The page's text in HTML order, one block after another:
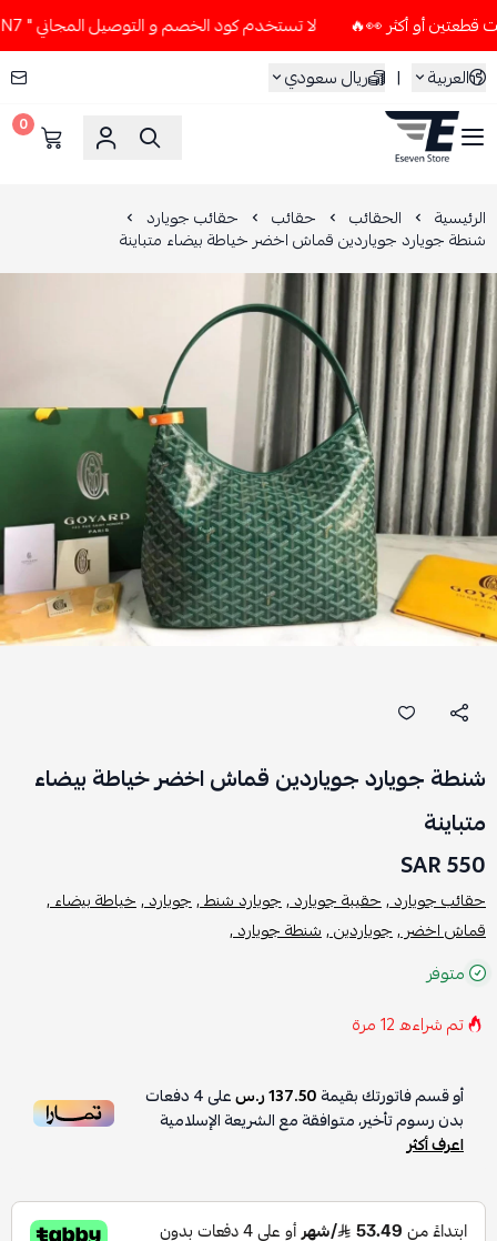
لا تستخدم كود الخصم و التوصيل المجاني " N7 " إلا إذا طلبت قطعتين أو أكثر 👀🔥
العربية
| ريال سعودي
ESEVEN STORE
0
الرئيسية الحقائب حقائب حقائب جويارد
شنطة جويارد جوياردين قماش اخضر خياطة بيضاء متباينة
شنطة جويارد جوياردين قماش اخضر خياطة بيضاء
متباينة
550 SAR
حقائب جويارد ,حقيبة جويارد ,جويارد شنط ,جويارد ,خياطة بيضاء ,
قماش اخضر ,جوياردين ,شنطة جويارد ,
متوفر
تم شراءه12مرة
أو قسم فاتورتك بقيمة137.50 ر.س على4دفعات
بدون رسوم تأخير، متوافقة مع الشريعة الإسلامية
اعرف أكثر